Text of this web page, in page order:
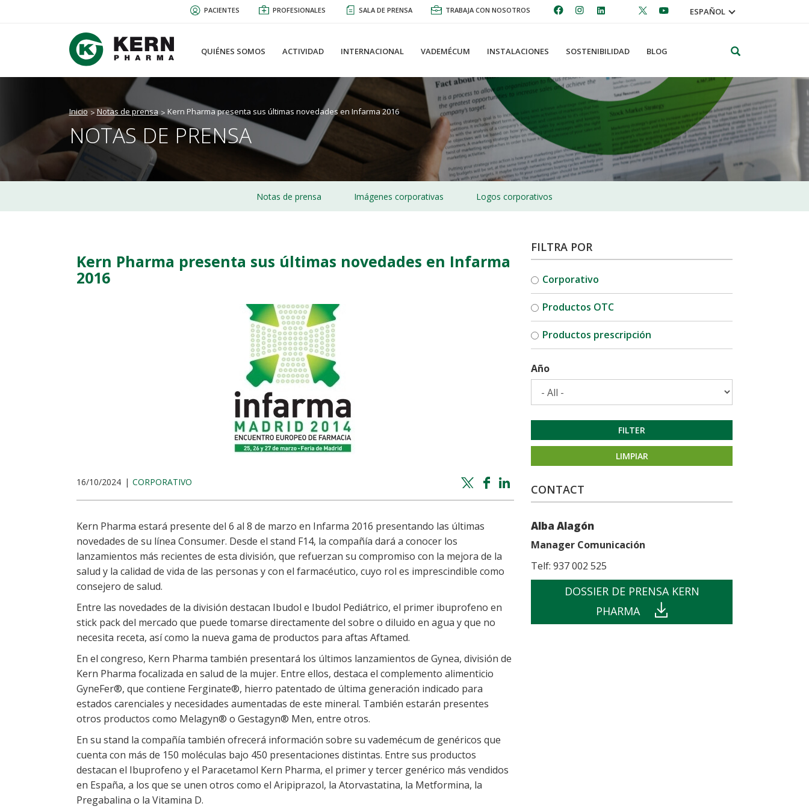
PACIENTES PROFESIONALES SALA DE PRENSA TRABAJA CON NOSOTROS ESPAÑOL
QUIÉNES SOMOS ACTIVIDAD INTERNACIONAL VADEMÉCUM INSTALACIONES SOSTENIBILIDAD BLOG
Inicio Notas de prensa Kern Pharma presenta sus últimas novedades en Infarma 2016
NOTAS DE PRENSA
Notas de prensa Imágenes corporativas Logos corporativos
FILTRA POR
Corporativo
Productos OTC
Productos prescripción
Año
FILTER
LIMPIAR
CONTACT
Alba Alagón
Manager Comunicación
Telf: 937 002 525
DOSSIER DE PRENSA KERN
PHARMA
Kern Pharma presenta sus últimas novedades en Infarma
2016
16/10/2024 CORPORATIVO
Twitter
share
Facebook
share
Whatsapp
share
Linkedin
share
Kern Pharma estará presente del 6 al 8 de marzo en Infarma 2016 presentando las últimas
novedades de su línea Consumer. Desde el stand F14, la compañía dará a conocer los
lanzamientos más recientes de esta división, que refuerzan su compromiso con la mejora de la
salud y la calidad de vida de las personas y con el farmacéutico, cuyo rol es imprescindible como
consejero de salud.
Entre las novedades de la división destacan Ibudol e Ibudol Pediátrico, el primer ibuprofeno en
stick pack del mercado que puede tomarse directamente del sobre o diluido en agua y que no
necesita receta, así como la nueva gama de productos para aftas Aftamed.
En el congreso, Kern Pharma también presentará los últimos lanzamientos de Gynea, división de
Kern Pharma focalizada en salud de la mujer. Entre ellos, destaca el complemento alimenticio
GyneFer®, que contiene Ferginate®, hierro patentado de última generación indicado para
estados carenciales y necesidades aumentadas de este mineral. También estarán presentes
otros productos como Melagyn® o Gestagyn® Men, entre otros.
En su stand la compañía también ofrecerá información sobre su vademécum de genéricos que
cuenta con más de 150 moléculas bajo 450 presentaciones distintas. Entre sus productos
destacan el Ibuprofeno y el Paracetamol Kern Pharma, el primer y tercer genérico más vendidos
en España, a los que se unen otros como el Aripiprazol, la Atorvastatina, la Metformina, la
Pregabalina o la Vitamina D.